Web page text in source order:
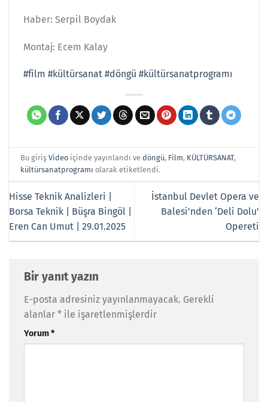
Haber: Serpil Boydak
Montaj: Ecem Kalay
#film #kültürsanat #döngü #kültürsanatprogramı
Bu girişVideo içinde yayınlandı vedöngü, Film, KÜLTÜRSANAT,
kültürsanatprogramı olarak etiketlendi.
Hisse Teknik Analizleri |
Borsa Teknik | Büşra Bingöl |
Eren Can Umut | 29.01.2025
İstanbul Devlet Opera ve
Balesi’nden ‘Deli Dolu’
Opereti
Bir yanıt yazın
E-posta adresiniz yayınlanmayacak. Gerekli
alanlar * ile işaretlenmişlerdir
Yorum*